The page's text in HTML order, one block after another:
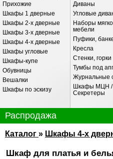
Прихожие
Шкафы 1 дверные
Шкафы 2-х дверные
Шкафы 3-х дверные
Шкафы 4-х дверные
Шкафы угловые
Шкафы-купе
Обувницы
Вешалки
Шкафы по эскизу
Диваны
Угловые
Наборы
мебели
Пуфики,
Кресла
Стенки, горки
Тумбы под
Журнальные
Шкафы МЦН /
Секретеры
Распродажа
Каталог » Шкафы 4-х
Шкаф для платья и